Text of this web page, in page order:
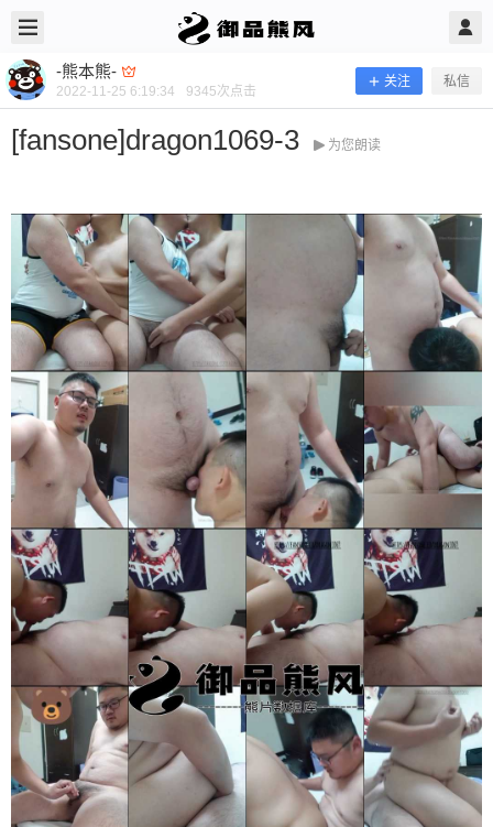
-熊本熊-
2022-11-25 6:19:34 9345次点击
关注 私信
[fansone]dragon1069-3 为您朗读
-熊本熊- @ 御品熊风 2022/11/25
[fansone]dragon1069-3
当前隐藏内容需要支付600熊币 已有94人支付 登录
立刻注册 0 收藏
扫描二维码继续阅读